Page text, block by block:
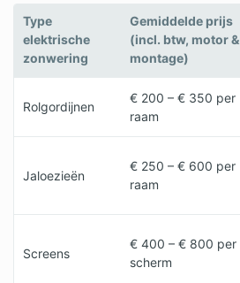
Type
elektrische
zonwering
Gemiddelde prijs
(incl. btw, motor &
montage)
Rolgordijnen
€ 200 – € 350 per
raam
Jaloezieën
€ 250 – € 600 per
raam
Screens
€ 400 – € 800 per
scherm